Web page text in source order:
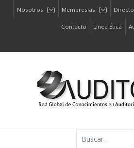
Nosotros Membresías
Contacto Línea Ética